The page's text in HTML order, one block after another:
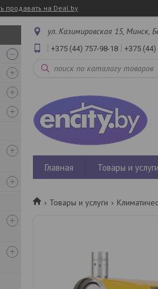
продавать на Deal.by
ул. Казимировская 15, Минск,
+375 (44) 757-98-18 +375
Главная Товары и услуги
Товары и услуги